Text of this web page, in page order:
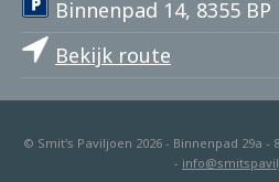
Binnenpad 14, 8355 BP
Bekijk route
© Smit's Paviljoen 2026 - Binnenpad 29a -
-